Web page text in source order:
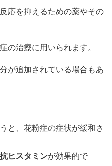
応を抑えるための薬やその
の治療に用いられます。
が追加されている場合もあ
と、花粉症の症状が緩和さ
抗ヒスタミンが効果的で